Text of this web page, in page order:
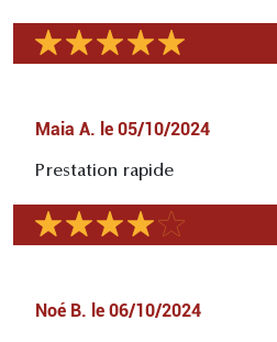
Maia A. le 05/10/2024
Prestation rapide
Noé B. le 06/10/2024